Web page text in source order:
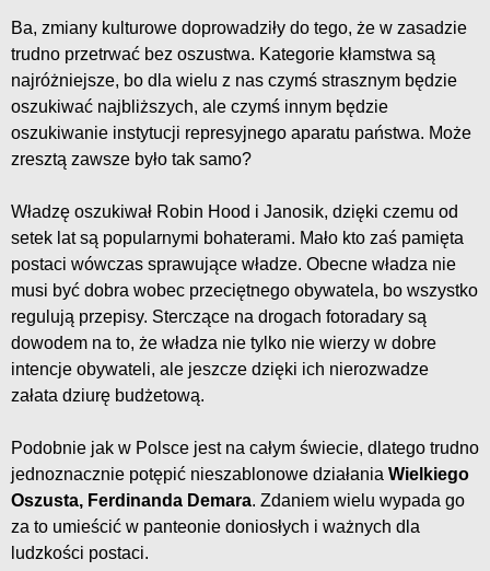
Ba, zmiany kulturowe doprowadziły do tego, że w zasadzie
trudno przetrwać bez oszustwa. Kategorie kłamstwa są
najróżniejsze, bo dla wielu z nas czymś strasznym będzie
oszukiwać najbliższych, ale czymś innym będzie
oszukiwanie instytucji represyjnego aparatu państwa. Może
zresztą zawsze było tak samo?
Władzę oszukiwał Robin Hood i Janosik, dzięki czemu od
setek lat są popularnymi bohaterami. Mało kto zaś pamięta
postaci wówczas sprawujące władze. Obecne władza nie
musi być dobra wobec przeciętnego obywatela, bo wszystko
regulują przepisy. Sterczące na drogach fotoradary są
dowodem na to, że władza nie tylko nie wierzy w dobre
intencje obywateli, ale jeszcze dzięki ich nierozwadze
załata dziurę budżetową.
Podobnie jak w Polsce jest na całym świecie, dlatego trudno
jednoznacznie potępić nieszablonowe działania Wielkiego
Oszusta, Ferdinanda Demara. Zdaniem wielu wypada go
za to umieścić w panteonie doniosłych i ważnych dla
ludzkości postaci.